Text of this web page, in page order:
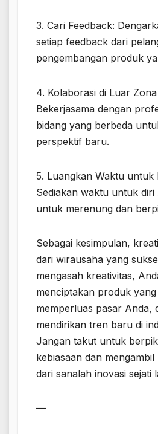
3. Cari Feedback:
setiap feedback dari
pengembangan produk
4. Kolaborasi di Luar
Bekerjasama dengan
bidang yang berbeda
perspektif baru.
5. Luangkan Waktu untuk
Sediakan waktu untuk diri
untuk merenung dan
Sebagai kesimpulan,
dari wirausaha yang
mengasah kreativitas,
menciptakan produk
memperluas pasar Anda,
mendirikan tren baru di
Jangan takut untuk
kebiasaan dan
dari sanalah inovasi sejati
—